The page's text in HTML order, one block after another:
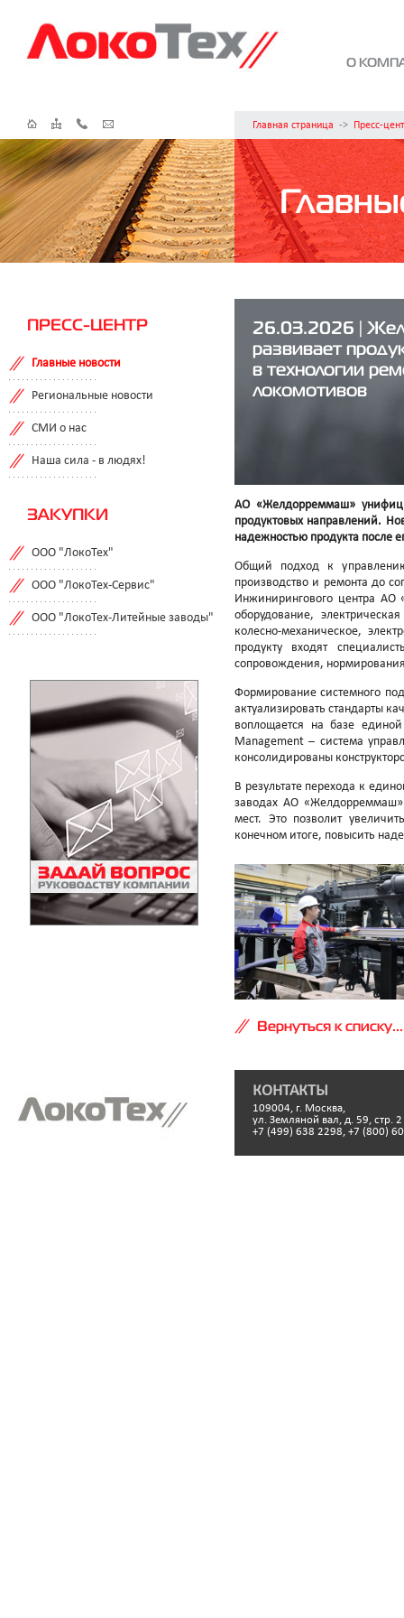
О
Главная страница -> Пресс-
ПРЕСС-ЦЕНТР
Главные новости
Региональные новости
СМИ о нас
Наша сила - в людях!
ЗАКУПКИ
ООО "ЛокоТех"
ООО "ЛокоТех-Сервис"
ООО "ЛокоТех-Литейные заводы"
26.03.2026 |
развивает
в технологии
локомотивов
АО «Желдорреммаш»
продуктовых направлений.
надежностью продукта после
Общий подход к
производство и ремонта до
Инжинирингового центра АО
оборудование,
колесно-механическое,
продукту входят
сопровождения,
Формирование системного
актуализировать стандарты
воплощается на базе
Management – система
консолидированы
В результате перехода к
заводах АО «Желдорреммаш»
мест. Это позволит
конечном итоге, повысить
Вернуться к списку...
КОНТАКТЫ
109004, г. Москва,
ул. Земляной вал, д. 59, стр. 2
+7 (499) 638 2298, +7 (800)